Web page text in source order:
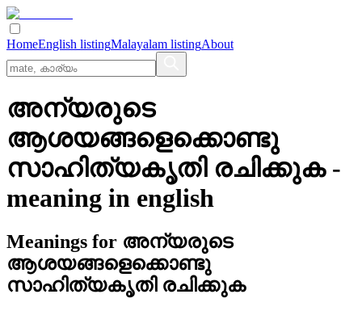
HomeEnglish listingMalayalam listingAbout
അന്യരുടെ
ആശയങ്ങളെക്കൊണ്ടു
സാഹിത്യകൃതി രചിക്കുക-
meaning in english
Meanings for അന്യരുടെ
ആശയങ്ങളെക്കൊണ്ടു
സാഹിത്യകൃതി രചിക്കുക